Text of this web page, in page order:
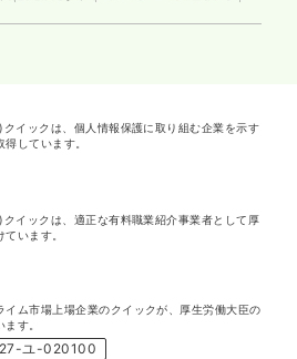
イックは、個人情報保護に取り組む企業を示す
しています。
イックは、適正な有料職業紹介事業者として厚
います。
ム市場上場企業のクイックが、厚生労働大臣の
す。
27-ユ-020100